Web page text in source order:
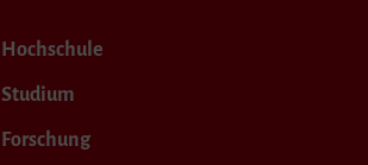
Hochschule
Studium
Forschung